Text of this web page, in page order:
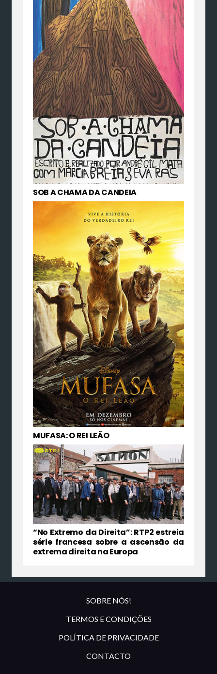
SOB A CHAMA DA CANDEIA
MUFASA: O REI LEÃO
“No Extremo da Direita”: RTP2 estreia
série francesa sobre a ascensão da
extrema direita na Europa
SOBRE NÓS!
TERMOS E CONDIÇÕES
POLÍTICA DE PRIVACIDADE
CONTACTO